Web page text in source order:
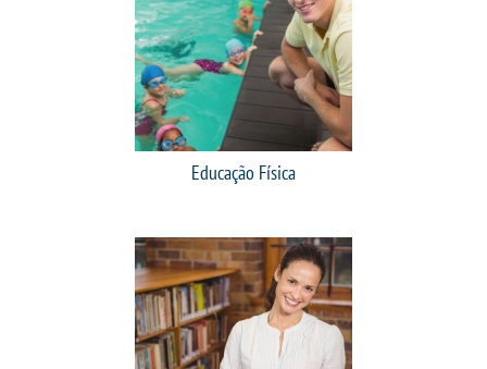
COMITÊ DE ÉTICA
PESQUISA DE EXTENSÃO
Educação Física